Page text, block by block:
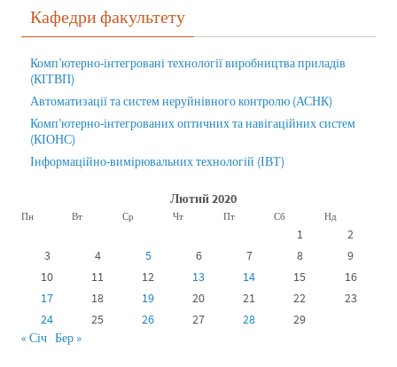
Кафедри факультету
Комп’ютерно-інтегровані технології виробництва приладів
(КІТВП)
Автоматизації та систем неруйнівного контролю (АСНК)
Комп’ютерно-інтегрованих оптичних та навігаційних систем
(КІОНС)
Інформаційно-вимірювальних технологій (ІВТ)
Лютий 2020
Пн Вт Ср Чт Пт Сб Нд
1
2
3
4 5 6 7 8
9
10
11 12 13 14 15
16
17
18 19 20 21 22
23
24
25 26 27 28
29
« Січ Бер »